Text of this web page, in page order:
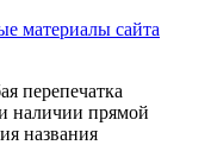
материалы сайта
перепечатка
наличии прямой
названия